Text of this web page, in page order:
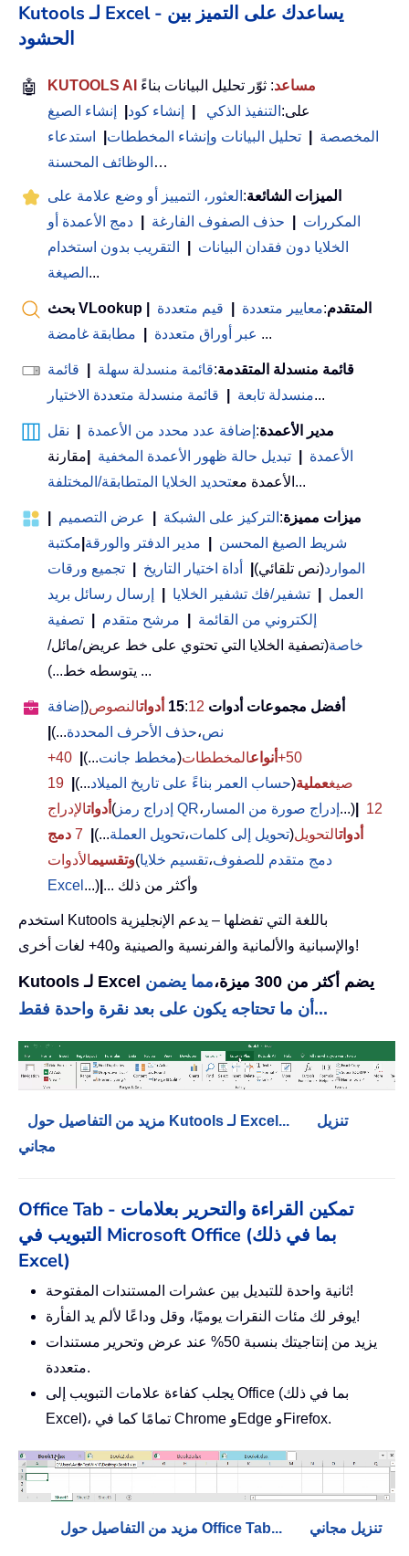
Kutools لـ Excel - يساعدك على التميز بين
الحشود
🤖 KUTOOLS AI مساعد: ثوّر تحليل البيانات بناءً
على: التنفيذ الذكي إنشاء كود
إنشاء الصيغ
المخصصة
تحليل البيانات وإنشاء المخططات
استدعاء
الوظائف المحسنة …
الميزات الشائعة: العثور، التمييز أو وضع علامة على
المكررات
حذف الصفوف الفارغة
دمج الأعمدة أو
الخلايا دون فقدان البيانات
التقريب بدون استخدام
الصيغة ...
بحث VLookup المتقدم:معايير متعددة قيم متعددة
عبر أوراق متعددة
مطابقة غامضة ...
قائمة منسدلة المتقدمة:قائمة منسدلة سهلة
قائمة
منسدلة تابعة
قائمة منسدلة متعددة الاختيار ...
مدير الأعمدة: إضافة عدد محدد من الأعمدة
نقل
الأعمدة
تبديل حالة ظهور الأعمدة المخفية
مقارنة
الأعمدة معتحديد الخلايا المتطابقة/المختلفة ...
ميزات مميزة: التركيز على الشبكة عرض التصميم
شريط الصيغ المحسن
مدير الدفتر والورقة مكتبة
الموارد(نص تلقائي) أداة اختيار التاريخ
تجميع ورقات
العمل
تشفير/فك تشفير الخلايا
إرسال رسائل بريد
إلكتروني من القائمة
مرشح متقدم
تصفية
خاصة(تصفية الخلايا التي تحتوي على خط عريض/مائل/
يتوسطه خط...) ...
أفضل مجموعات أدوات 15 :12 أدواتالنصوص( إضافة
نص،حذف الأحرف المحددة...)
50+
أنواعالمخططات(مخطط جانت...)
40+
صيغعملية(حساب العمر بناءً على تاريخ الميلاد...)
19
أدواتالإدراج ( إدراج رمز QR، إدراج صورة من المسار ...)
12
أدواتالتحويل(تحويل إلى كلمات،تحويل العملة...)
7 دمج
وتقسيمالأدوات ( دمج متقدم للصفوف،تقسيم خلايا
Excel ...) ... وأكثر من ذلك
استخدم Kutools باللغة التي تفضلها – يدعم الإنجليزية
والإسبانية والألمانية والفرنسية والصينية و40+ لغات أخرى!
Kutools لـ Excel يضم أكثر من 300 ميزة،
مما يضمن
أن ما تحتاجه يكون على بعد نقرة واحدة فقط...
مزيد من التفاصيل حول Kutools لـ Excel...
تنزيل
مجاني
Office Tab - تمكين القراءة والتحرير بعلامات
التبويب في Microsoft Office (بما في ذلك
Excel)
ثانية واحدة للتبديل بين عشرات المستندات المفتوحة!
يوفر لك مئات النقرات يوميًا، وقل وداعًا لألم يد الفأرة!
يزيد من إنتاجيتك بنسبة 50% عند عرض وتحرير مستندات
متعددة.
يجلب كفاءة علامات التبويب إلى Office (بما في ذلك
Excel)، تمامًا كما في Chrome وEdge وFirefox.
مزيد من التفاصيل حول Office Tab... تنزيل مجاني